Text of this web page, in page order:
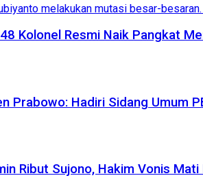
Kolonel Resmi Naik Pangkat
Prabowo: Hadiri Sidang Umum
Ribut Sujono, Hakim Vonis